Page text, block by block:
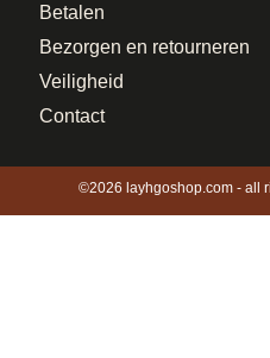
Betalen
Bezorgen en retourneren
Veiligheid
Contact
©2026 layhgoshop.com - all